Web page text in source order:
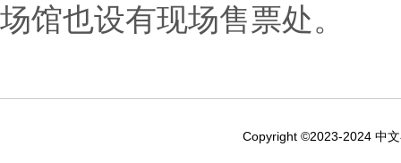
场馆也设有现场售票处。
Copyright ©2023-2024 中